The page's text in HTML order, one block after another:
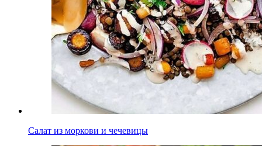
Салат из моркови и чечевицы